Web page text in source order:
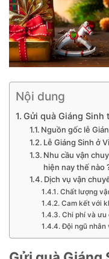
Nội dung
Gửi quà Giáng Sinh
Nguồn gốc lễ
Lễ Giáng Sinh ở
Nhu cầu vận
hiện nay thế nào
Dịch vụ vận
Chất lượng
Cam kết với
Chi phí và ưu
Đội ngũ nhân